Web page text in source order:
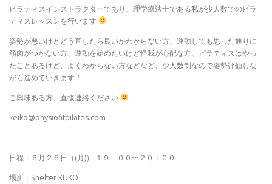
ピラティスインストラクターであり、理学療法士である私が少人数でのピラ
ティスレッスンを行います
姿勢が悪いけどどう直したら良いかわからない方、運動しても思った通りに
筋肉がつかない方、運動を始めたいけど怪我が心配な方、ピラティスはやっ
たことあるけど、よくわからない方などなど、少人数制なので姿勢評価しな
がら進めていきます！
ご興味ある方、直接連絡ください
keiko@physiofitpilates.com
日程：６月２５日（(月)） １９：００〜２０：００
場所：Shelter KUKO